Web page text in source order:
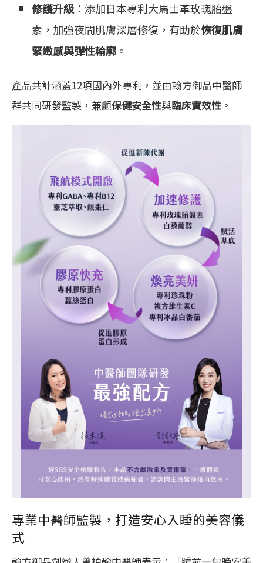
修護升級 ：添加日本專利大馬士革玫瑰胎盤
素，加強夜間肌膚深層修復，有助於恢復肌膚
緊緻感與彈性輪廓 。
產品共計涵蓋12項國內外專利，並由翰方御品中醫師
群共同研發監製，兼顧保健安全性與臨床實效性 。
專業中醫師監製，打造安心入睡的美容儀
式